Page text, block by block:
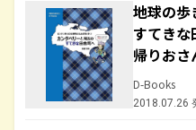
地球の歩
すてきな
帰りお
D-Books
2018.07.26